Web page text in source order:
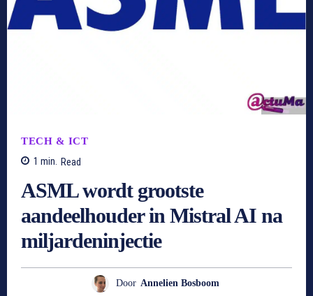
TECH & ICT
1 min. Read
ASML wordt grootste
aandeelhouder in Mistral AI na
miljardeninjectie
Door Annelien Bosboom